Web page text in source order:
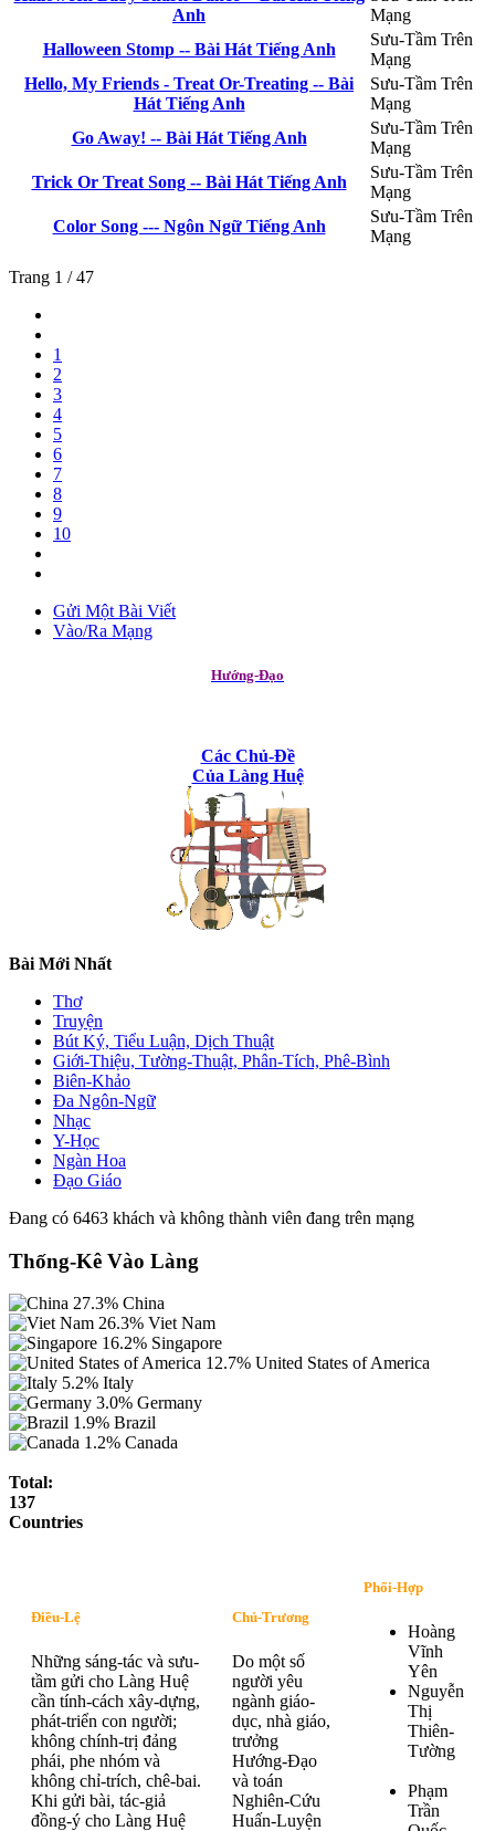
Anh
Mạng
Halloween Stomp -- Bài Hát Tiếng Anh
Sưu-Tầm Trên
Mạng
Hello, My Friends - Treat Or-Treating -- Bài
Hát Tiếng Anh
Sưu-Tầm Trên
Mạng
Go Away! -- Bài Hát Tiếng Anh
Sưu-Tầm Trên
Mạng
Trick Or Treat Song -- Bài Hát Tiếng Anh
Sưu-Tầm Trên
Mạng
Color Song --- Ngôn Ngữ Tiếng Anh
Sưu-Tầm Trên
Mạng
Trang 1 / 47
1
2
3
4
5
6
7
8
9
10
Gửi Một Bài Viết
Vào/Ra Mạng
Hướng-Đạo
Các Chủ-Đề
Của Làng Huệ
Bài Mới Nhất
Thơ
Truyện
Bút Ký, Tiểu Luận, Dịch Thuật
Giới-Thiệu, Tường-Thuật, Phân-Tích, Phê-Bình
Biên-Khảo
Đa Ngôn-Ngữ
Nhạc
Y-Học
Ngàn Hoa
Đạo Giáo
Đang có 6463 khách và không thành viên đang trên mạng
Thống-Kê Vào Làng
27.3% China
26.3% Viet Nam
16.2% Singapore
12.7% United States of America
5.2% Italy
3.0% Germany
1.9% Brazil
1.2% Canada
Total:
137
Countries
Điều-Lệ
Những sáng-tác và sưu-
tầm gửi cho Làng Huệ
cần tính-cách xây-dựng,
phát-triển con người;
không chính-trị đảng
phái, phe nhóm và
không chỉ-trích, chê-bai.
Khi gửi bài, tác-giả
đồng-ý cho Làng Huệ
Chủ-Trương
Do một số
người yêu
ngành giáo-
dục, nhà giáo,
trưởng
Hướng-Đạo
và toán
Nghiên-Cứu
Huấn-Luyện
Phối-Hợp
Hoàng
Vĩnh
Yên
Nguyễn
Thị
Thiên-
Tường
Phạm
Trần